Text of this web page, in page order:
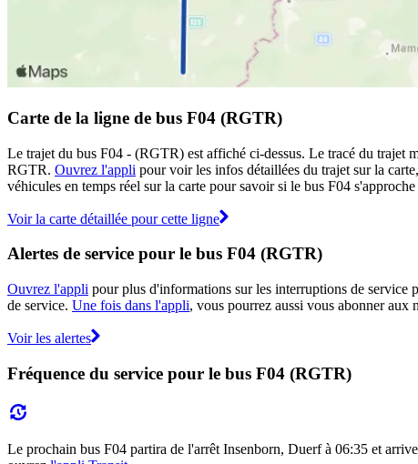
Carte de la ligne de bus F04 (RGTR)
Le trajet du bus F04 - (RGTR) est affiché ci-dessus. Le tracé du trajet
RGTR. Ouvrez l'appli pour voir les infos détaillées du trajet sur la
véhicules en temps réel sur la carte pour savoir si le bus F04
Voir la carte détaillée pour cette ligne
Alertes de service pour le bus F04 (RGTR)
Ouvrez l'appli pour plus d'informations sur les interruptions de service
de service. Une fois dans l'appli, vous pourrez aussi vous abonner
Voir les alertes
Fréquence du service pour le bus F04 (RGTR)
Le prochain bus F04 partira de l'arrêt Insenborn, Duerf à 06:35 et